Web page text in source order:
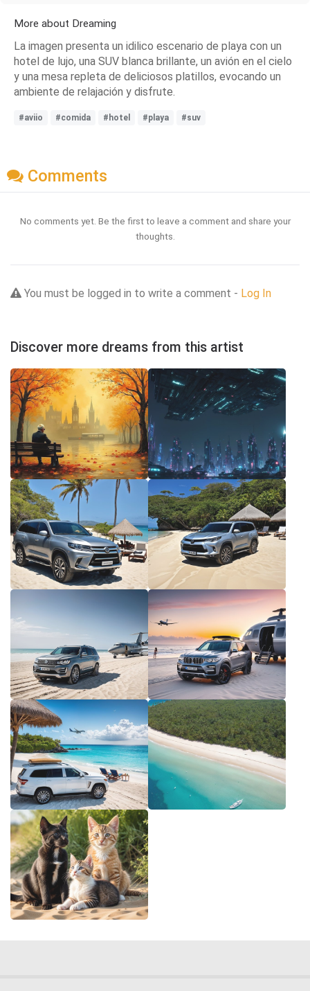
More about Dreaming
La imagen presenta un idilico escenario de playa con un
hotel de lujo, una SUV blanca brillante, un avión en el cielo
y una mesa repleta de deliciosos platillos, evocando un
ambiente de relajación y disfrute.
#aviio #comida #hotel #playa #suv
Comments
No comments yet. Be the first to leave a comment and share your
thoughts.
You must be logged in to write a comment - Log In
Discover more dreams from this artist